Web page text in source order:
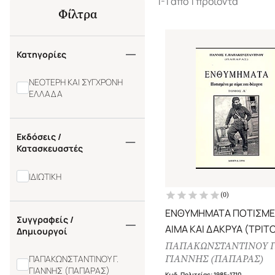
Φίλτρα
Κατηγορίες
ΝΕΟΤΕΡΗ ΚΑΙ ΣΥΓΧΡΟΝΗ
ΕΛΛΑΔΑ
Εκδόσεις /
Κατασκευαστές
ΙΔΙΩΤΙΚΗ
Συγγραφείς /
Δημιουργοί
ΠΑΠΑΚΩΝΣΤΑΝΤΙΝΟΥ Γ.
ΓΙΑΝΝΗΣ (ΠΑΠΑΡΑΣ)
(0)
ΕΝΘΥΜΗΜΑΤΑ
ΑΙΜΑ ΚΑΙ ΔΑΚΡΥΑ
ΠΑΠΑΚΩΝΣΤΑΝΤΙΝΟΥ
ΓΙΑΝΝΗΣ (ΠΑΠΑΡΑΣ)